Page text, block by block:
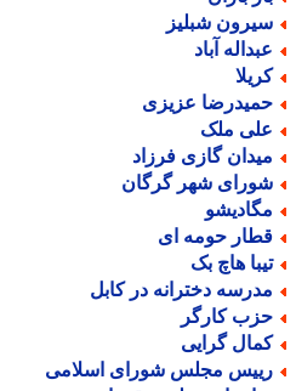
شبلیز
آباد
عزیزی
ملک
گازی فرزاد
شهر گرگان
حومه ای
هاچ بک
دخترانه در کابل
کارگر
گرایی
مجلس شورای اسلامی